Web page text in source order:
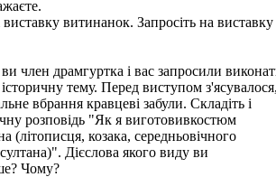
виставку витинанок. Запросіть на виставку
член драмгуртка і вас запросили
тему. Перед виступом
вбрання кравцеві забули. Складіть і
розповідь "Як я виготовивкостюм
(літописця, козака, середньовічного
Дієслова якого виду ви
Чому?